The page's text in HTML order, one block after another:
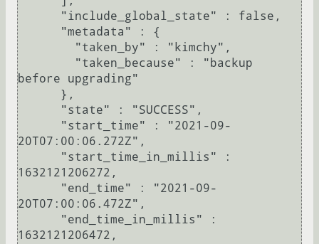
before upgrading"
20T07:00:06.272Z",
1632121206272,
20T07:00:06.472Z",
1632121206472,